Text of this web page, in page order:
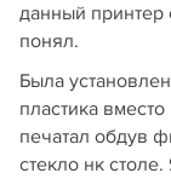
данный принтер
понял.
Была
пластика
печатал обдув
стекло нк